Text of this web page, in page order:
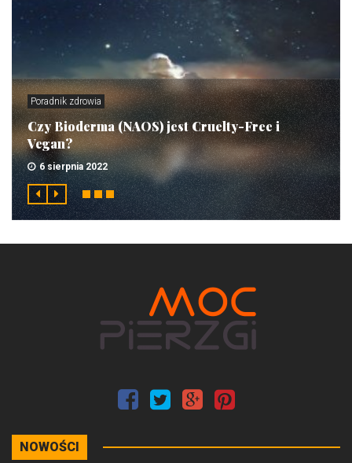
Poradnik zdrowia
Czy Bioderma (NAOS) jest Cruelty-Free i
Vegan?
6 sierpnia 2022
NOWOŚCI